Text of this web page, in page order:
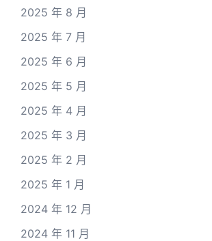
2025 年 8 月
2025 年 7 月
2025 年 6 月
2025 年 5 月
2025 年 4 月
2025 年 3 月
2025 年 2 月
2025 年 1 月
2024 年 12 月
2024 年 11 月